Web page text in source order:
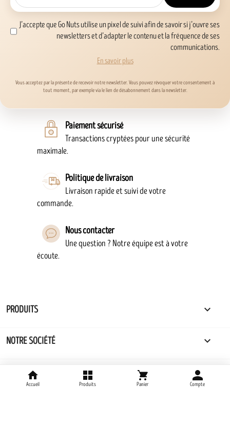
J’accepte que Go Nuts utilise un pixel de suivi afin de savoir si j’ouvre ses
newsletters et d’adapter le contenu et la fréquence de ses
communications.
En savoir plus
Vous acceptez par la présente de recevoir notre newsletter. Vous pouvez révoquer votre consentement à
tout moment, par exemple via le lien de désabonnement dans la newsletter.
Paiement sécurisé
Transactions cryptées pour une sécurité
maximale.
Politique de livraison
Livraison rapide et suivi de votre
commande.
Nous contacter
Une question ? Notre équipe est à votre
écoute.
PRODUITS 
NOTRE SOCIÉTÉ 
VOTRE COMPTE
Accueil Produits Panier Compte